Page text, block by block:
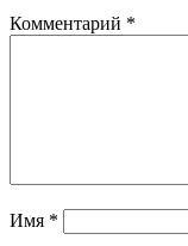
Комментарий *
Имя *